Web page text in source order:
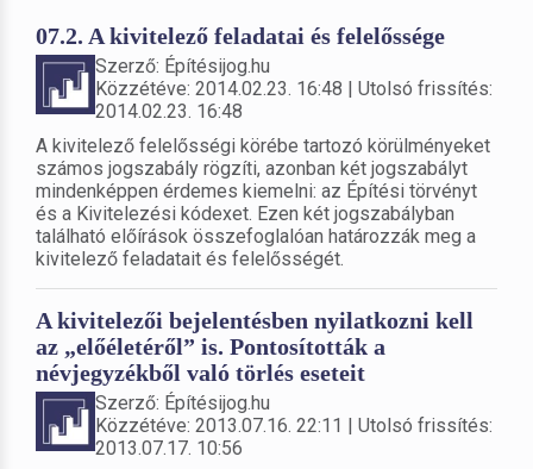
07.2. A kivitelező feladatai és felelőssége
Szerző: Építésijog.hu
Közzétéve: 2014.02.23. 16:48 | Utolsó frissítés:
2014.02.23. 16:48
A kivitelező felelősségi körébe tartozó körülményeket
számos jogszabály rögzíti, azonban két jogszabályt
mindenképpen érdemes kiemelni: az Építési törvényt
és a Kivitelezési kódexet. Ezen két jogszabályban
található előírások összefoglalóan határozzák meg a
kivitelező feladatait és felelősségét.
A kivitelezői bejelentésben nyilatkozni kell
az „előéletéről” is. Pontosították a
névjegyzékből való törlés eseteit
Szerző: Építésijog.hu
Közzétéve: 2013.07.16. 22:11 | Utolsó frissítés:
2013.07.17. 10:56